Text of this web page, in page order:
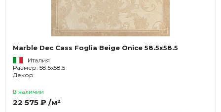
Marble Dec Cass Foglia Beige Onice 58.5x58.5
Италия
Размер: 58.5x58.5
Декор
В наличии
22 575 ₽ /м²